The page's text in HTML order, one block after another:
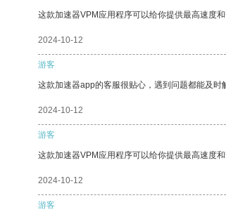
这款加速器VPM应用程序可以给你提供最高速度
2024-10-12
游客
这款加速器app的客服很贴心，遇到问题都能及时
2024-10-12
游客
这款加速器VPM应用程序可以给你提供最高速度
2024-10-12
游客